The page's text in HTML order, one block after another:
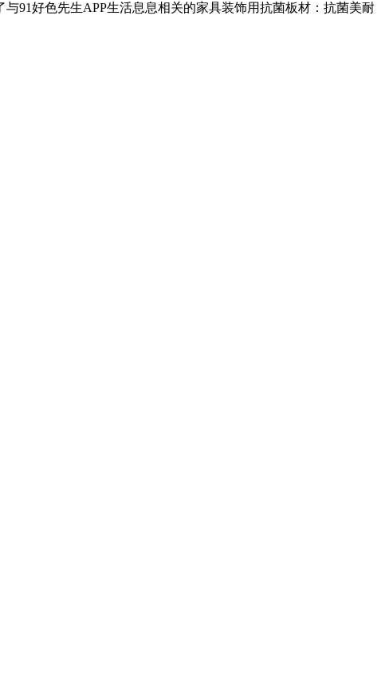
与91好色先生APP生活息息相关的家具装饰用抗菌板材：抗菌美耐